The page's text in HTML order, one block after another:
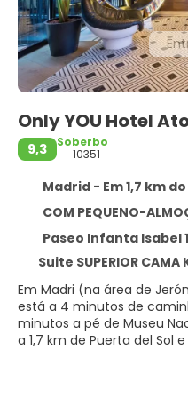
Only YOU Hotel
9,3
Soberbo
10351
Madrid - Em 1,7 km
COM PEQUENO-
Paseo Infanta Isabel
Suite SUPERIOR CAMA
Em Madri (na área de
está a 4 minutos de
minutos a pé de Museu Nacional do
a 1,7 km de Puerta del Sol
Aproveite opções de
24 horas, ou aprecie a